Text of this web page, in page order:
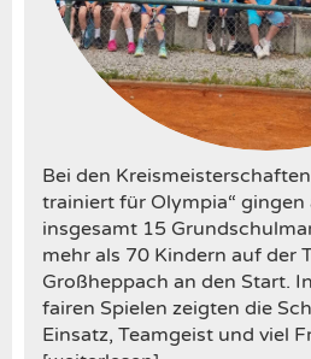
Bei den
trainiert für Olympia“ gingen
insgesamt 15
mehr als 70 Kindern auf der
Großheppach an den Start.
fairen Spielen zeigten die
Einsatz, Teamgeist und viel